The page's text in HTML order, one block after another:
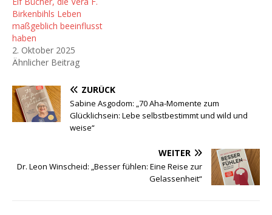
Birkenbihls Leben
maßgeblich beeinflusst
haben
2. Oktober 2025
Ähnlicher Beitrag
ZURÜCK
Sabine Asgodom: „70 Aha-Momente zum
Glücklichsein: Lebe selbstbestimmt und wild und
weise“
WEITER
Dr. Leon Winscheid: „Besser fühlen: Eine Reise zur
Gelassenheit“